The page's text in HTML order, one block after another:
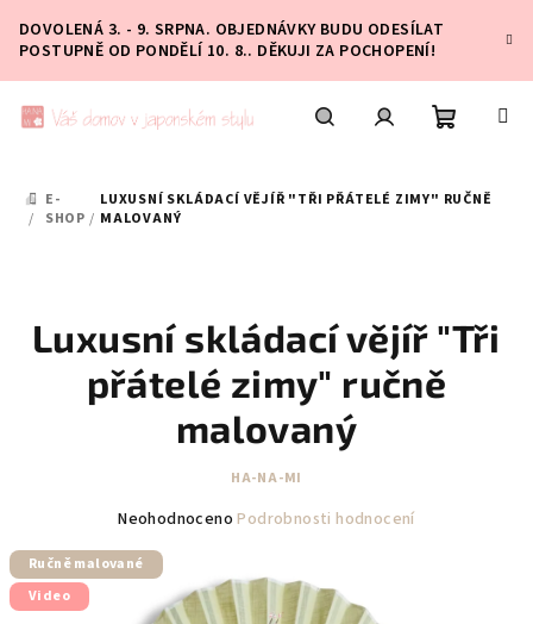
obsah
DOVOLENÁ 3. - 9. SRPNA. OBJEDNÁVKY BUDU ODESÍLAT
POSTUPNĚ OD PONDĚLÍ 10. 8.. DĚKUJI ZA POCHOPENÍ!
DOMŮ
/
E-
SHOP /
LUXUSNÍ SKLÁDACÍ VĚJÍŘ "TŘI PŘÁTELÉ ZIMY" RUČNĚ
MALOVANÝ
Luxusní skládací vějíř "Tři
přátelé zimy" ručně
malovaný
HA-NA-MI
Průměrné
produktu
Neohodnoceno Podrobnosti hodnocení
Ručně malované
Video